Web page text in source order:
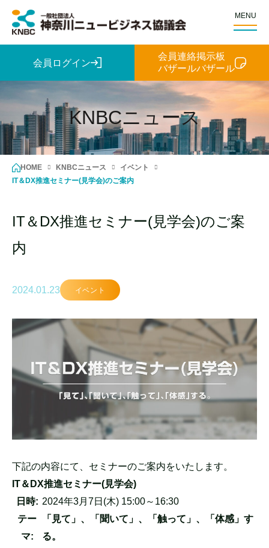
MENU
会員ログイン
会員連絡掲示板
バザールバザール
KNBCニュース
HOME KNBCニュース
イベント
IT＆DX推進セミナー(見学会)のご案内
IT＆DX推進セミナー(見学会)のご案
内
2024.01.23 イベント
下記の内容にて、セミナーのご案内をいたします。
IT＆DX推進セミナー(見学会)
日時: 2024年3月7日(木) 15:00～16:30
テー
マ:
「見て」、「聞いて」、「触って」、「体感」す
る。